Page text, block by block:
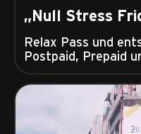
„Null Stress
Relax Pass und
Postpaid, Prepaid